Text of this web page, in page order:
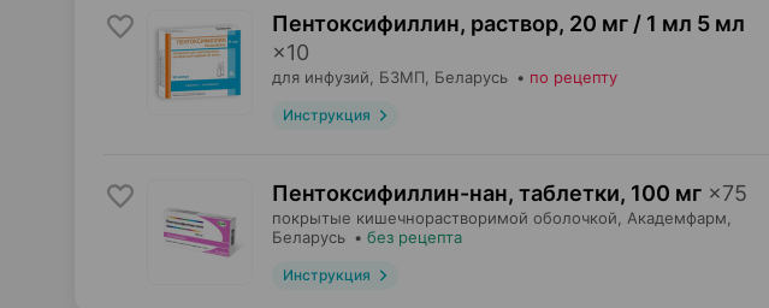
Пентоксифиллин, раствор, 20 мг / 1 мл 5 мл
×10
для инфузий, БЗМП , Беларусь • по рецепту
Инструкция
Пентоксифиллин-нан, таблетки, 100 мг ×75
покрытые кишечнорастворимой оболочкой, Академфарм
Беларусь • без рецепта
Инструкция